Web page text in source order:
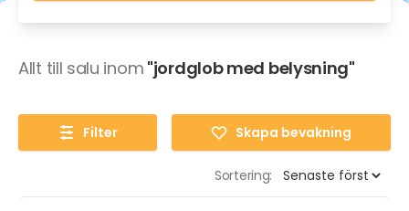
Allt till salu inom "jordglob med belysning"
Filter Skapa bevakning
Sortering: